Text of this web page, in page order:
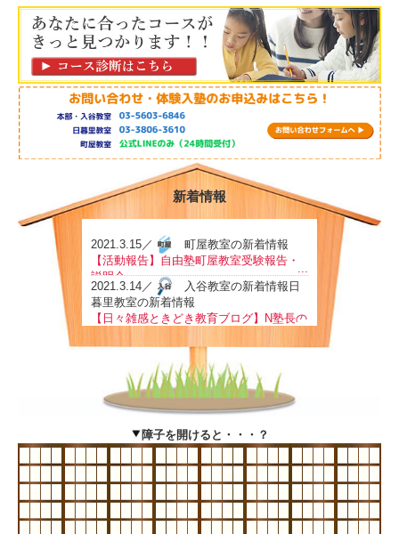
新着情報
2021.3.15／
町屋教室の新着情報
【活動報告】自由塾町屋教室受験報告・
説明会
...
2021.3.14／
入谷教室の新着情報日
暮里教室の新着情報
【日々雑感ときどき教育ブログ】N塾長の
...
2021.3.8／
町屋教室の新着情報
【下町塾長会議】冠ラジオ番組初収録！
2021.3.5／
入谷教室の新着情報日暮
里教室の新着情報
ロボットプログラミング教室体験会～熱
中しながら論理的思考力を育む
2021.3.5／
日暮里教室の新着情報
【緊急告知】速読解・思考力講座体験会
...
2021.3.5／
入谷教室の新着情報日暮
里教室の新着情報
速読解・思考力講座 体験会のご案内
...
障子を開けると・・・？